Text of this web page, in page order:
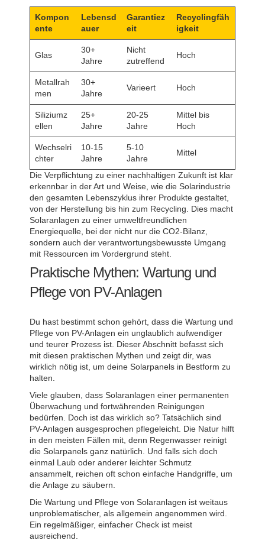
Kompon
ente
Lebensd
auer
Garantiez
eit
Recyclingfäh
igkeit
Glas
30+
Jahre
Nicht
zutreffend
Hoch
Metallrah
men
30+
Jahre
Varieert Hoch
Siliziumz
ellen
25+
Jahre
20-25
Jahre
Mittel bis
Hoch
Wechselri
chter
10-15
Jahre
5-10
Jahre
Mittel
Die Verpflichtung zu einer nachhaltigen Zukunft ist klar
erkennbar in der Art und Weise, wie die Solarindustrie
den gesamten Lebenszyklus ihrer Produkte gestaltet,
von der Herstellung bis hin zum Recycling. Dies macht
Solaranlagen zu einer umweltfreundlichen
Energiequelle, bei der nicht nur die CO2-Bilanz,
sondern auch der verantwortungsbewusste Umgang
mit Ressourcen im Vordergrund steht.
Praktische Mythen: Wartung und
Pflege von PV-Anlagen
Du hast bestimmt schon gehört, dass die Wartung und
Pflege von PV-Anlagen ein unglaublich aufwendiger
und teurer Prozess ist. Dieser Abschnitt befasst sich
mit diesen praktischen Mythen und zeigt dir, was
wirklich nötig ist, um deine Solarpanels in Bestform zu
halten.
Viele glauben, dass Solaranlagen einer permanenten
Überwachung und fortwährenden Reinigungen
bedürfen. Doch ist das wirklich so? Tatsächlich sind
PV-Anlagen ausgesprochen pflegeleicht. Die Natur hilft
in den meisten Fällen mit, denn Regenwasser reinigt
die Solarpanels ganz natürlich. Und falls sich doch
einmal Laub oder anderer leichter Schmutz
ansammelt, reichen oft schon einfache Handgriffe, um
die Anlage zu säubern.
Die Wartung und Pflege von Solaranlagen ist weitaus
unproblematischer, als allgemein angenommen wird.
Ein regelmäßiger, einfacher Check ist meist
ausreichend.